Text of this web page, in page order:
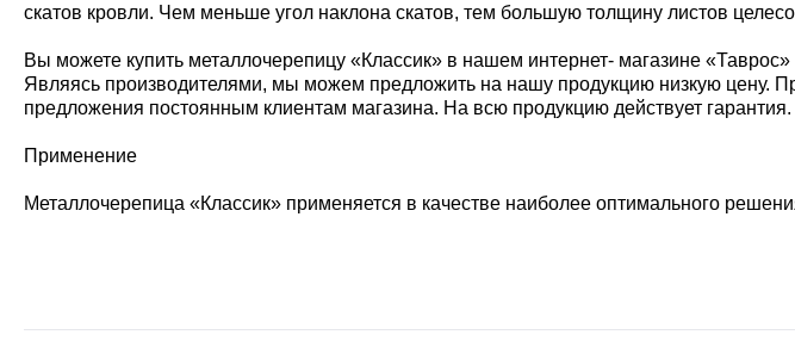
скатов кровли. Чем меньше угол наклона скатов, тем большую толщину листов
Вы можете купить металлочерепицу «Классик» в нашем интернет- магазине
Являясь производителями, мы можем предложить на нашу продукцию низкую цену.
предложения постоянным клиентам магазина. На всю продукцию действует
Применение
Металлочерепица «Классик» применяется в качестве наиболее оптимального